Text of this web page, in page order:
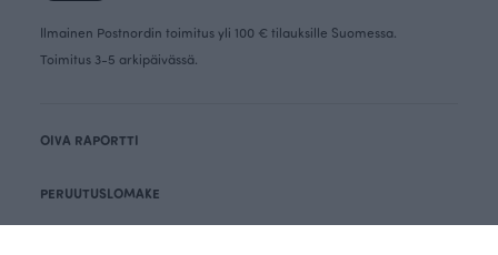
Ilmainen Postnordin toimitus yli 100 € tilauksille Suomessa.
Toimitus 3-5 arkipäivässä.
OIVA RAPORTTI
PERUUTUSLOMAKE